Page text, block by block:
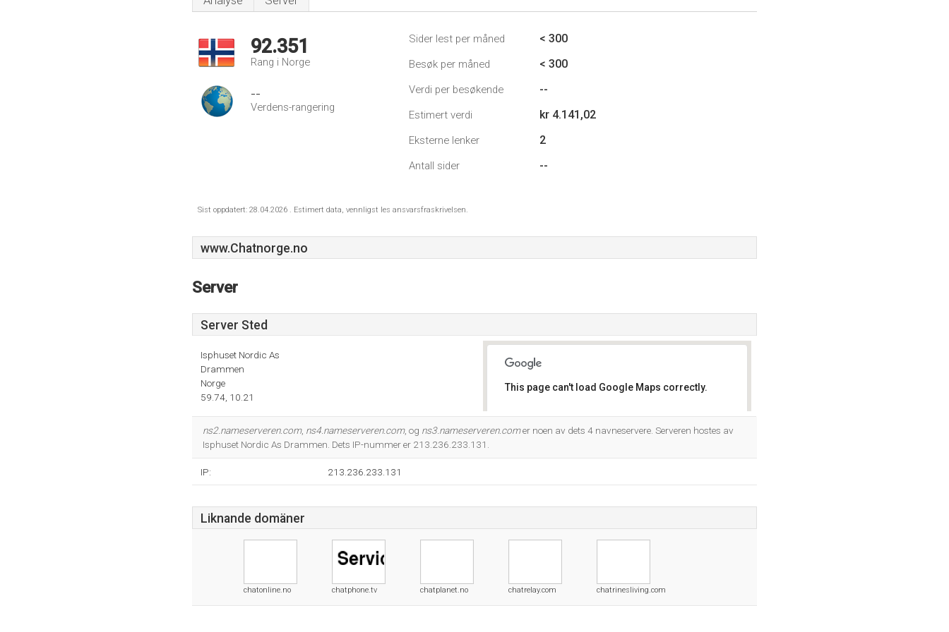
92.351
Rang i Norge
--
Verdens-rangering
Sider lest per måned < 300
Besøk per måned < 300
Verdi per besøkende --
Estimert verdi kr 4.141,02
Eksterne lenker 2
Antall sider --
Sist oppdatert: 28.04.2026 . Estimert data, vennligst les ansvarsfraskrivelsen.
www.Chatnorge.no
Server
Server Sted
Isphuset Nordic As
Drammen
Norge
59.74, 10.21
This page can't load Google Maps correctly.
ns2.nameserveren.com, ns4.nameserveren.com, og ns3.nameserveren.comer noen av dets 4 navneservere. Serveren hostes av
Isphuset Nordic As Drammen. Dets IP-nummer er 213.236.233.131.
IP: 213.236.233.131
Liknande domäner
chatonline.no chatphone.tv chatplanet.no chatrelay.com chatrinesliving.com